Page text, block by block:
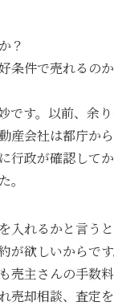
？
条件で売れるのか
す。以前、余り
産会社は都庁か
行政が確認して
。
入れるかと言うと
が欲しいからです
売主さんの手数料
売却相談、査定を